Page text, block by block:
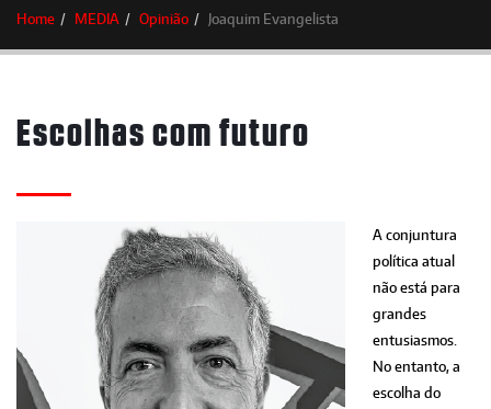
Home MEDIA Opinião Joaquim Evangelista
Escolhas com futuro
A conjuntura
política atual
não está para
grandes
entusiasmos.
No entanto, a
escolha do